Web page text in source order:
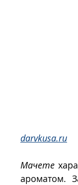
darvkusa.ru
Мачете
ароматом.